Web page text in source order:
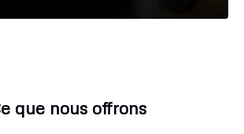
que nous offrons